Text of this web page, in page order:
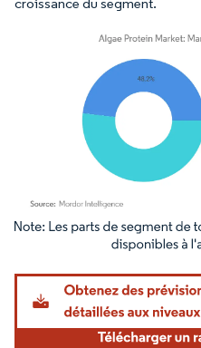
Image © Mordor Intelligence. La